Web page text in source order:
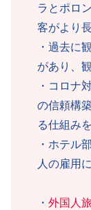
ラとポロ
客がより
・過去に
があり、
・コロナ
の信頼構
る仕組み
・ホテル
人の雇用
・ 外国人